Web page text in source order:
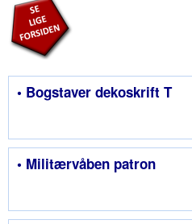
• Bogstaver dekoskrift T
• Militærvåben patron